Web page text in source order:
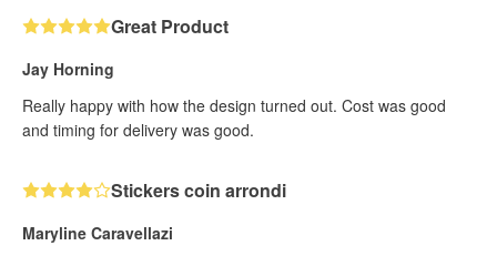
Great Product
Jay Horning
Really happy with how the design turned out. Cost was good
and timing for delivery was good.
Stickers coin arrondi
Maryline Caravellazi